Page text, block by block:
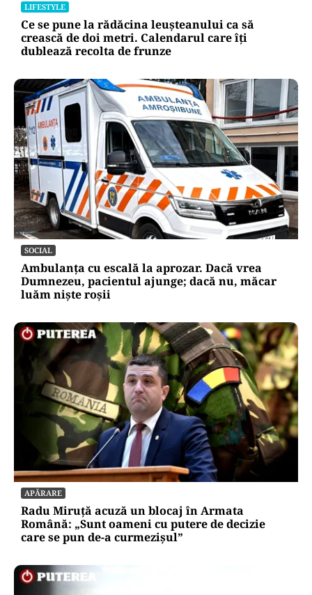
LIFESTYLE
Ce se pune la rădăcina leușteanului ca să
crească de doi metri. Calendarul care îți
dublează recolta de frunze
SOCIAL
Ambulanța cu escală la aprozar. Dacă vrea
Dumnezeu, pacientul ajunge; dacă nu, măcar
luăm niște roșii
APĂRARE
Radu Miruță acuză un blocaj în Armata
Română: „Sunt oameni cu putere de decizie
care se pun de-a curmezișul”